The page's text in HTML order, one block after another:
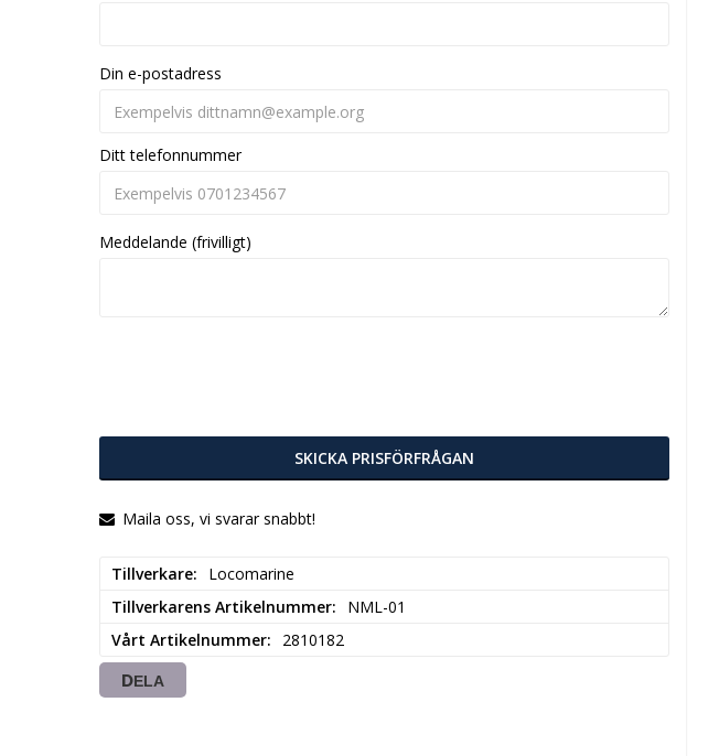
Din e-postadress
Ditt telefonnummer
Meddelande (frivilligt)
SKICKA PRISFÖRFRÅGAN
Maila oss, vi svarar snabbt!
Tillverkare
Locomarine
Tillverkarens Artikelnummer
NML-01
Vårt Artikelnummer
2810182
DELA